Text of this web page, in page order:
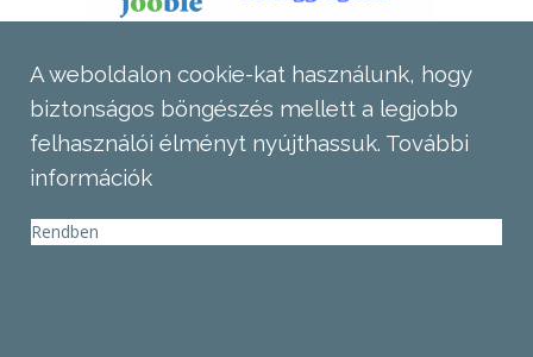
A weboldalon cookie-kat használunk, hogy
biztonságos böngészés mellett a legjobb
felhasználói élményt nyújthassuk. További
információk
Rendben